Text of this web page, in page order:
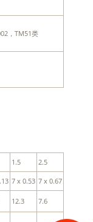
，TM51类
1.5 2.5
7 x 0.53 7 x 0.67
12.3 7.6